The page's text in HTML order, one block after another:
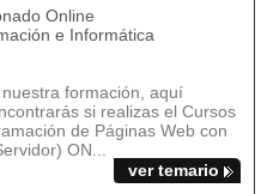
Online
e Informática
formación, aquí
si realizas el Cursos
de Páginas Web con
ON...
ver temario